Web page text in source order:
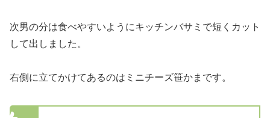
次男の分は食べやすいようにキッチンバサミで短くカット
して出しました。
右側に立てかけてあるのはミニチーズ笹かまです。